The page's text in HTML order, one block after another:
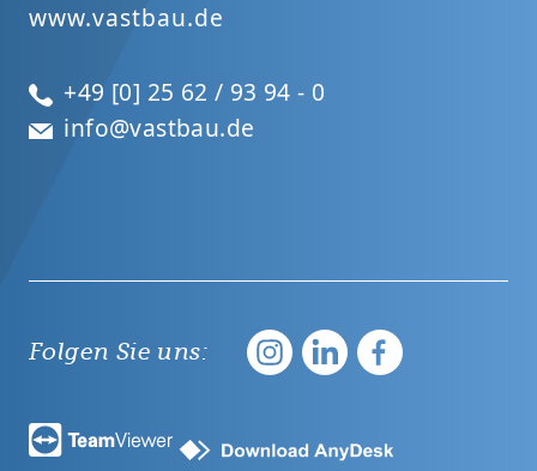
www.vastbau.de
+49 [0] 25 62 / 93 94 - 0
info@vastbau.de
Folgen Sie uns: